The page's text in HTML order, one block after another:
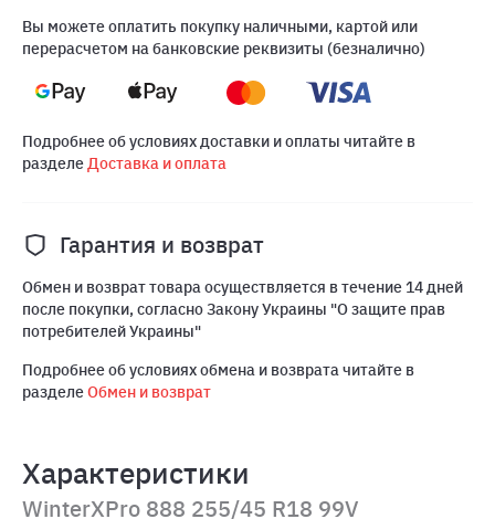
Вы можете оплатить покупку наличными, картой или
перерасчетом на банковские реквизиты (безналично)
Подробнее об условиях доставки и оплаты читайте в
разделеДоставка и оплата
Гарантия и возврат
Обмен и возврат товара осуществляется в течение 14 дней
после покупки, согласно Закону Украины "О защите прав
потребителей Украины"
Подробнее об условиях обмена и возврата читайте в
разделеОбмен и возврат
Характеристики
WinterXPro 888 255/45 R18 99V